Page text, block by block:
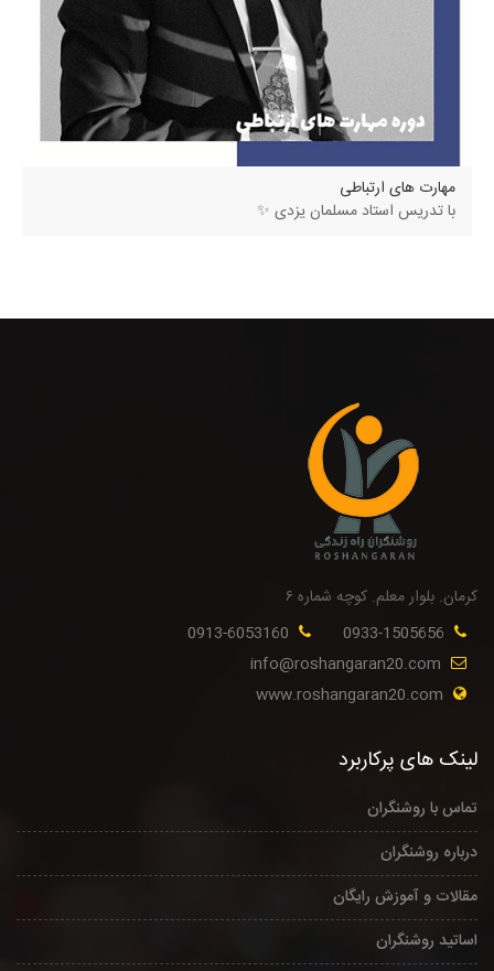
مهارت های ارتباطی
با تدریس استاد مسلمان یزدی ✨
کرمان. بلوار معلم. کوچه شماره ۶
0933-1505656
0913-6053160
info@roshangaran20.com
www.roshangaran20.com
لینک های پرکاربرد
تماس با روشنگران
درباره روشنگران
مقالات و آموزش رایگان
اساتید روشنگران